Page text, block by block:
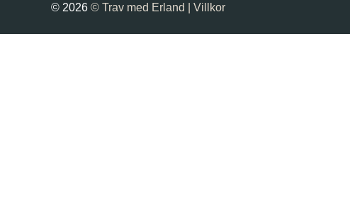
© 2026 © Trav med Erland | Villkor